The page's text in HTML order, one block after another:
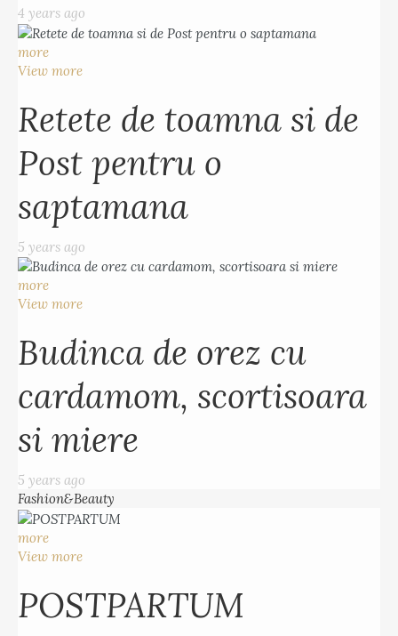
4 years ago
more
View more
Retete de toamna si de
Post pentru o
saptamana
5 years ago
more
View more
Budinca de orez cu
cardamom, scortisoara
si miere
5 years ago
Fashion&Beauty
more
View more
POSTPARTUM